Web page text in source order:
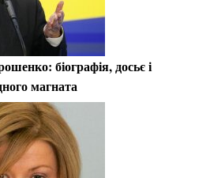
біографія, досьє і
магната